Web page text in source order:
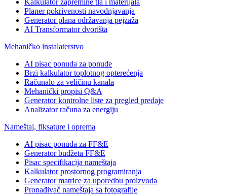
Kalkulator zapremine tla i materijala
Planer pokrivenosti navodnjavanja
Generator plana održavanja pejzaža
AI Transformator dvorišta
Mehaničko instalaterstvo
AI pisac ponuda za ponude
Brzi kalkulator toplotnog opterećenja
Računalo za veličinu kanala
Mehanički propisi Q&A
Generator kontrolne liste za pregled predaje
Analizator računa za energiju
Nameštaj, fiksature i oprema
AI pisac ponuda za FF&E
Generator budžeta FF&E
Pisac specifikacija nameštaja
Kalkulator prostornog programiranja
Generator matrice za uporedbu proizvoda
Pronađivač nameštaja sa fotografije